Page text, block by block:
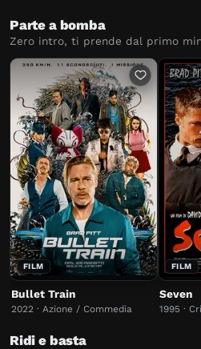
Parte a bomba
Zero intro, ti prende dal primo
FILM
Bullet Train
2022 · Azione / Commedia
FILM
Seven
1995 ·
Ridi e basta